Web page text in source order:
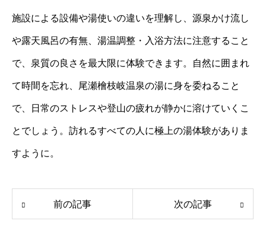
施設による設備や湯使いの違いを理解し、源泉かけ流し
や露天風呂の有無、湯温調整・入浴方法に注意すること
で、泉質の良さを最大限に体験できます。自然に囲まれ
て時間を忘れ、尾瀬檜枝岐温泉の湯に身を委ねること
で、日常のストレスや登山の疲れが静かに溶けていくこ
とでしょう。訪れるすべての人に極上の湯体験がありま
すように。
前の記事 次の記事